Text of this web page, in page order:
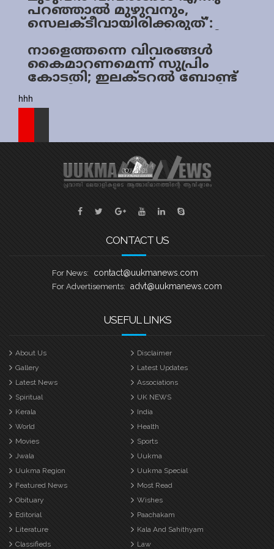
Sports
Classifieds
പറഞ്ഞാൽ മുഴുവനും,
സെലക്ടീവായിരിക്കരുത്’:
സുപ്രീം കോടതി
നാളെത്തന്നെ വിവരങ്ങൾ
കൈമാറണമെന്ന് സുപ്രിം
കോടതി; ഇലക്ടറൽ ബോണ്ട്
കേസിൽ സാവകാശം തേടിയ
എസ്ബിഐയ്ക്ക് തിരിച്ചടി
hhh
CONTACT US
For News: contact@uukmanews.com
For Advertisements: advt@uukmanews.com
USEFUL LINKS
About Us
Disclaimer
Gallery
Latest Updates
Latest News
Associations
Spiritual
UK NEWS
Kerala
India
World
Health
Movies
Sports
Jwala
Uukma
Uukma Region
Uukma Special
Featured News
Most Read
Obituary
Wishes
Editorial
Paachakam
Literature
Kala And Sahithyam
Classifieds
Law